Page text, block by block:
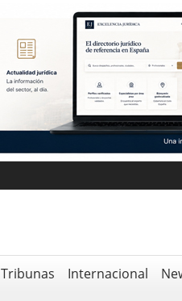
Tribunas Internacional